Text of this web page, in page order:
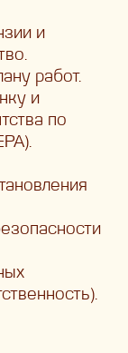
и
работ.
и
по